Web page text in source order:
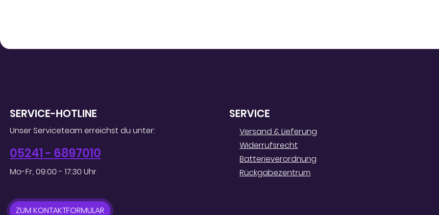
SERVICE-HOTLINE
Unser Serviceteam erreichst du unter:
05241 - 6897010
Mo-Fr, 09:00 - 17:30 Uhr
ZUM KONTAKTFORMULAR
SERVICE
Versand & Lieferung
Widerrufsrecht
Batterieverordnung
Rückgabezentrum